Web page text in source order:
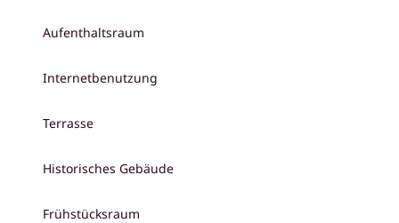
Aufenthaltsraum
Internetbenutzung
Terrasse
Historisches Gebäude
Frühstücksraum